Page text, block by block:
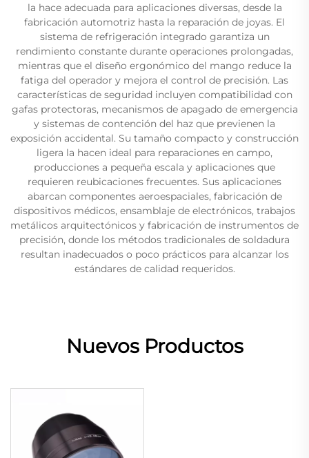
la hace adecuada para aplicaciones diversas, desde la
fabricación automotriz hasta la reparación de joyas. El
sistema de refrigeración integrado garantiza un
rendimiento constante durante operaciones prolongadas,
mientras que el diseño ergonómico del mango reduce la
fatiga del operador y mejora el control de precisión. Las
características de seguridad incluyen compatibilidad con
gafas protectoras, mecanismos de apagado de emergencia
y sistemas de contención del haz que previenen la
exposición accidental. Su tamaño compacto y construcción
ligera la hacen ideal para reparaciones en campo,
producciones a pequeña escala y aplicaciones que
requieren reubicaciones frecuentes. Sus aplicaciones
abarcan componentes aeroespaciales, fabricación de
dispositivos médicos, ensamblaje de electrónicos, trabajos
metálicos arquitectónicos y fabricación de instrumentos de
precisión, donde los métodos tradicionales de soldadura
resultan inadecuados o poco prácticos para alcanzar los
estándares de calidad requeridos.
Nuevos Productos